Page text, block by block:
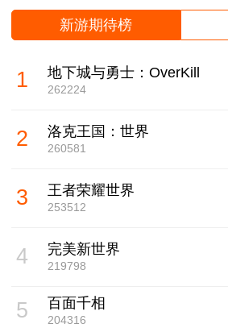
新游期待榜
1 地下城与勇士：OverKill
262224
2 洛克王国：世界
260581
3 王者荣耀世界
253512
4 完美新世界
219798
5 百面千相
204316